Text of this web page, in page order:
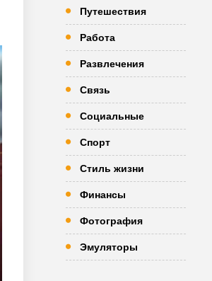
Путешествия
Работа
Развлечения
Связь
Социальные
Спорт
Стиль жизни
Финансы
Фотография
Эмуляторы